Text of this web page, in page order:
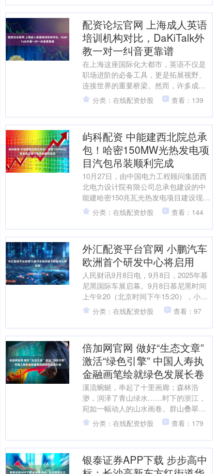
配资论坛官网 上海成人英语
培训机构对比，DaKiTalk外
教一对一纠音更靠谱
在上海这座国际化大都市，英语不仅是
职场进阶的必备工具，更是拓展视野、
连接世界的重要桥梁。然而，许多成年
学习者虽投入大量时间与金钱，却仍困
在“听不懂、说不出”的尴....
分类：在线配资炒股 查看：139
屿科配资 中能建西北院总承
包！哈密150MW光热发电项
目汽包吊装顺利完成
10月27日，由中国电力工程顾问集团西
北电力设计院有限公司总承包建设的中
能建哈密150兆瓦光热发电项目建设现场
传来捷报——重达120吨的汽包设备，通
过双机台吊作....
分类：在线配资炒股 查看：144
外汇配资平台官网 小鹏汽车
欧洲首个研发中心将启用
人民财讯9月8日电，9月8日，2025年慕
尼黑国际车展启幕。9月8日慕尼黑时间
上午9:20（北京时间下午15:20），小鹏
汽车举办了以“引领AI未来出行”为主题....
分类：在线配资炒股 查看：97
倍加网官网 做好“生态文章”
激活“绿色引擎” 中国人寿执
金融画笔绘就绿色发展长卷
溪流蜿蜒，串起了十里画廊；森林浩
渺，润泽了青山绿水……时下的浙江，
宛如一幅动人的山水画卷。群山叠翠，
如翡翠屏风绵延；碧波潋滟，似绸缎铺
展于大地。在“绿水青山就是....
分类：在线配资炒股 查看：179
银泰证券APP下载 步步高中